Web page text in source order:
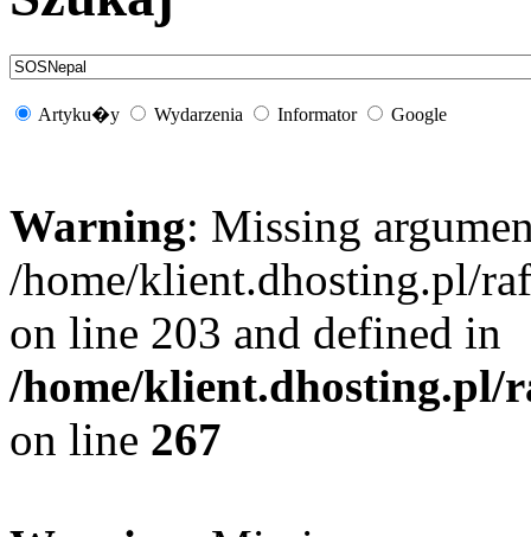
Artyku�y Wydarzenia Informator Google
Warning: Missing
/home/klient.dhosting.pl/
on line 203 and defined in
/home/klient.dhosting.pl/
on line 267